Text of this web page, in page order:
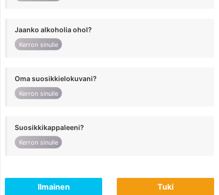
Jaanko alkoholia ohol?
Kerron sinulle
Oma suosikkielokuvani?
Kerron sinulle
Suosikkikappaleeni?
Kerron sinulle
Ilmainen Tuki